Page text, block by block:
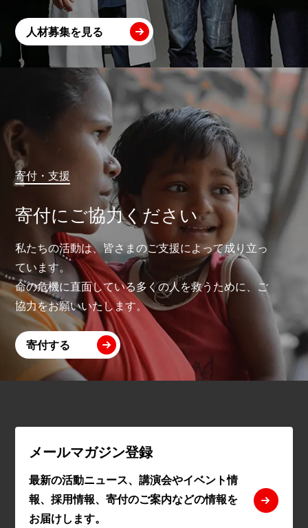
人材募集を見る
寄付・支援
寄付にご協力ください
私たちの活動は、皆さまのご支援によって成り立っ
ています。
命の危機に直面している多くの人を救うために、ご
協力をお願いいたします。
寄付する
メールマガジン登録
最新の活動ニュース、講演会やイベント情
報、採用情報、寄付のご案内などの情報を
お届けします。